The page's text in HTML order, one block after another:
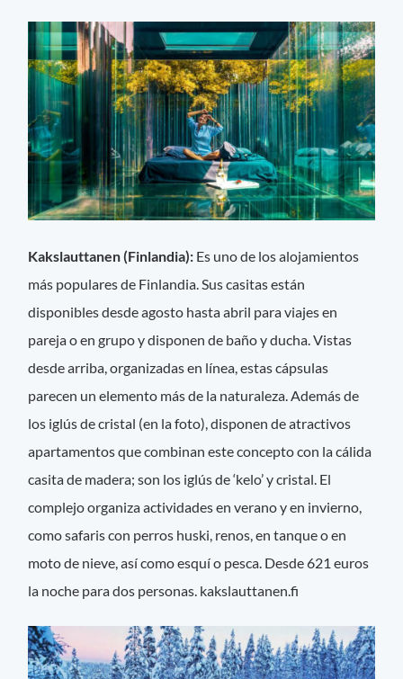
Kakslauttanen (Finlandia): Es uno de los alojamientos
más populares de Finlandia. Sus casitas están
disponibles desde agosto hasta abril para viajes en
pareja o en grupo y disponen de baño y ducha. Vistas
desde arriba, organizadas en línea, estas cápsulas
parecen un elemento más de la naturaleza. Además de
los iglús de cristal (en la foto), disponen de atractivos
apartamentos que combinan este concepto con la cálida
casita de madera; son los iglús de ‘kelo’ y cristal. El
complejo organiza actividades en verano y en invierno,
como safaris con perros huski, renos, en tanque o en
moto de nieve, así como esquí o pesca. Desde 621 euros
la noche para dos personas. kakslauttanen.fi